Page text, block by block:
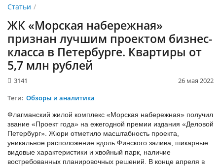
Статьи
ЖК «Морская набережная»
признан лучшим проектом бизнес-
класса в Петербурге. Квартиры от
5,7 млн рублей
26 мая 2022
3141
Теги: Обзоры и аналитика
Флагманский жилой комплекс «Морская набережная» получил
звание «Проект года» на ежегодной премии издания «Деловой
Петербург». Жюри отметило масштабность проекта,
уникальное расположение вдоль Финского залива, шикарные
видовые характеристики и хвойный парк, наличие
востребованных планировочных решений. В конце апреля в